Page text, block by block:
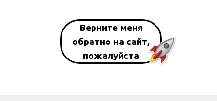
Верните меня
обратно на сайт,
пожалуйста